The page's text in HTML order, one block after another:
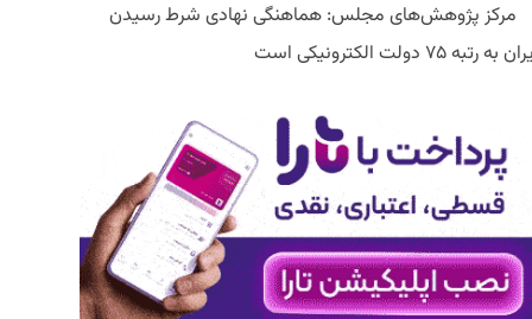
مرکز پژوهش‌های مجلس: هماهنگی نهادی شرط رسیدن
به رتبه ۷۵ دولت الکترونیکی است